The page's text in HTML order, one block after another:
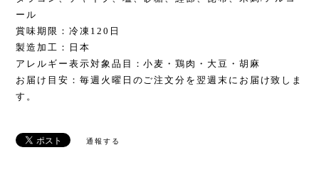
ール
賞味期限：冷凍120日
製造加工：日本
アレルギー表示対象品目：小麦・鶏肉・大豆・胡麻
お届け目安：毎週火曜日のご注文分を翌週末にお届け致しま
す。
通報する